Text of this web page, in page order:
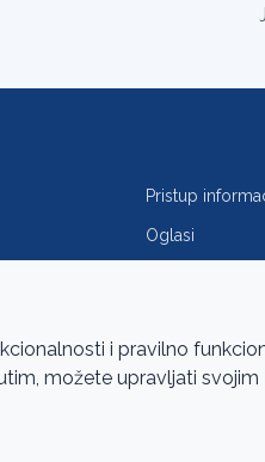
Pristup
Oglasi
i pravilno
možete upravljati svojim